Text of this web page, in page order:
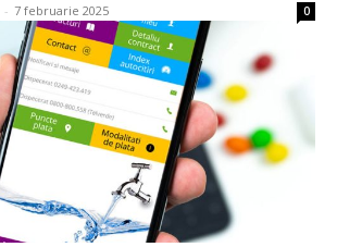
- 7 februarie 2025 0